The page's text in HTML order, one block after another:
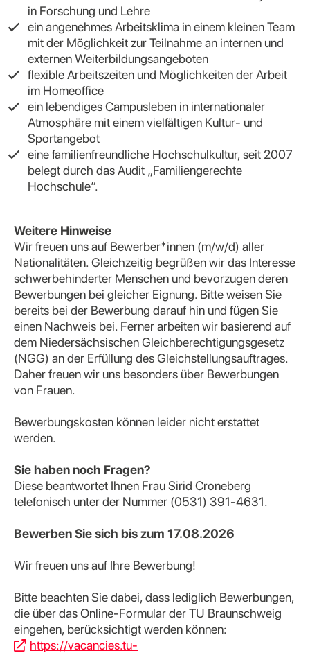
in Forschung und Lehre
ein angenehmes Arbeitsklima in einem kleinen Team
mit der Möglichkeit zur Teilnahme an internen und
externen Weiterbildungsangeboten
flexible Arbeitszeiten und Möglichkeiten der Arbeit
im Homeoffice
ein lebendiges Campusleben in internationaler
Atmosphäre mit einem vielfältigen Kultur- und
Sportangebot
eine familienfreundliche Hochschulkultur, seit 2007
belegt durch das Audit „Familiengerechte
Hochschule“.
Weitere Hinweise
Wir freuen uns auf Bewerber*innen (m/w/d) aller
Nationalitäten. Gleichzeitig begrüßen wir das Interesse
schwerbehinderter Menschen und bevorzugen deren
Bewerbungen bei gleicher Eignung. Bitte weisen Sie
bereits bei der Bewerbung darauf hin und fügen Sie
einen Nachweis bei. Ferner arbeiten wir basierend auf
dem Niedersächsischen Gleichberechtigungsgesetz
(NGG) an der Erfüllung des Gleichstellungsauftrages.
Daher freuen wir uns besonders über Bewerbungen
von Frauen.
Bewerbungskosten können leider nicht erstattet
werden.
Sie haben noch Fragen?
Diese beantwortet Ihnen Frau Sirid Croneberg
telefonisch unter der Nummer (0531) 391-4631.
Bewerben Sie sich bis zum 17.08.2026
Wir freuen uns auf Ihre Bewerbung!
Bitte beachten Sie dabei, dass lediglich Bewerbungen,
die über das Online-Formular der TU Braunschweig
eingehen, berücksichtigt werden können:
https://vacancies.tu-